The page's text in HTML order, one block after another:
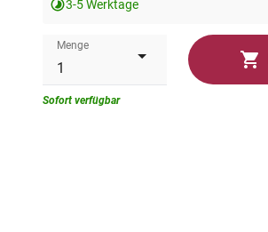
3-5 Werktage
Menge
Sofort verfügbar